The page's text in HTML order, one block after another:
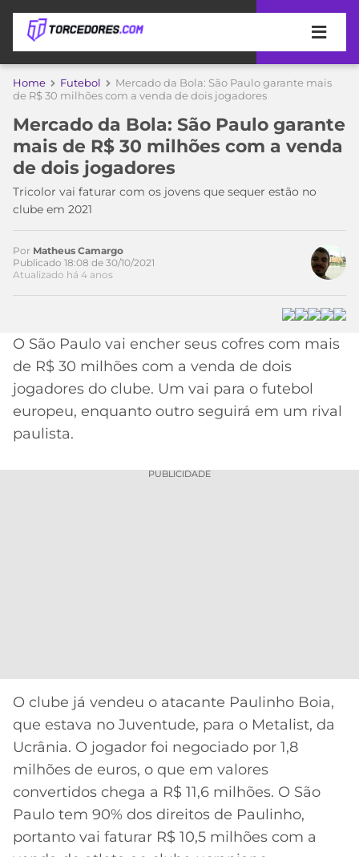
APOSTAS
DE
APOSTA
MELHORES
SITES
DE
APOSTAS
2026
BETBOOM
CÓDIGO
INDICAÇÃO
BET365
MELHORES
CASSINOS
ONLINE
2026
COPA
DO
MUNDO
TIMES
MEU
TIME
PALMEIRAS
CORINTHIANS
SÃO
INTERNACIONAL
GRÊMIO
ATLÉTICO
MG
CAMPEONATOS
SÉRIE
A
LIBERTADORES
DOS
CAMPEÕES
LALIGA
ESPORTIVA
MERCADO
BOLA
Home Futebol
Mercado da Bola: São Paulo garante mais
de R$ 30 milhões com a venda de dois jogadores
Mercado da Bola: São Paulo garante
mais de R$ 30 milhões com a venda
de dois jogadores
Tricolor vai faturar com os jovens que sequer estão no
clube em 2021
Acesse o perfil do autor
no Twitter
Por Matheus Camargo
Publicado 18:08 de 30/10/2021
Atualizado há 4 anos
O São Paulo vai encher seus cofres com mais
de R$ 30 milhões com a venda de dois
jogadores do clube. Um vai para o futebol
europeu, enquanto outro seguirá em um rival
paulista.
PUBLICIDADE
O clube já vendeu o atacante Paulinho Boia,
que estava no Juventude, para o Metalist, da
Ucrânia. O jogador foi negociado por 1,8
milhões de euros, o que em valores
convertidos chega a R$ 11,6 milhões. O São
Paulo tem 90% dos direitos de Paulinho,
portanto vai faturar R$ 10,5 milhões com a